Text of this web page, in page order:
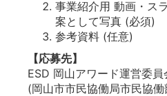
事業紹介用 動画・ス
案として写真 (必須)
参考資料 (任意)
【応募先】
ESD 岡山アワード運営委員
(岡山市市民協働局市民協